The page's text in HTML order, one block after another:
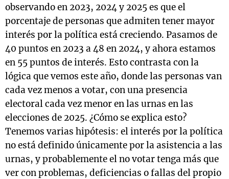
observando en 2023, 2024 y 2025 es que el
porcentaje de personas que admiten tener mayor
interés por la política está creciendo. Pasamos de
40 puntos en 2023 a 48 en 2024, y ahora estamos
en 55 puntos de interés. Esto contrasta con la
lógica que vemos este año, donde las personas van
cada vez menos a votar, con una presencia
electoral cada vez menor en las urnas en las
elecciones de 2025. ¿Cómo se explica esto?
Tenemos varias hipótesis: el interés por la política
no está definido únicamente por la asistencia a las
urnas, y probablemente el no votar tenga más que
ver con problemas, deficiencias o fallas del propio